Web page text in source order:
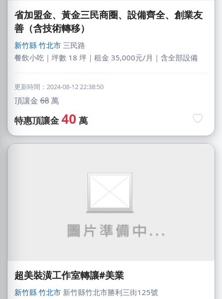
省加盟金、黃金三民商圈、設備齊全、創業友
善（含技術轉移）
新竹縣 竹北市 三民路
餐飲小吃｜坪數 18 坪｜租金 35,000元/月｜含全部設備
更新時間：2024-08-12 22:38:50
頂讓金 68萬
特惠頂讓金 40 萬
超美裝潢工作室轉讓#美業
新竹縣 竹北市 新竹縣竹北市勝利三街125號